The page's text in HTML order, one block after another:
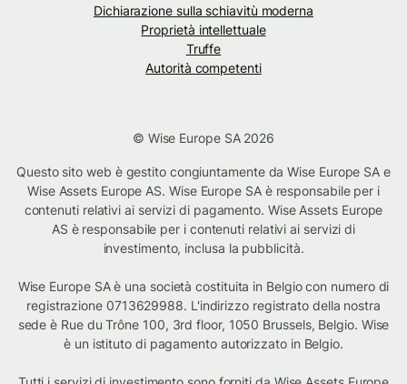
Dichiarazione sulla schiavitù moderna
Proprietà intellettuale
Truffe
Autorità competenti
© Wise Europe SA 2026
Questo sito web è gestito congiuntamente da Wise Europe SA e
Wise Assets Europe AS. Wise Europe SA è responsabile per i
contenuti relativi ai servizi di pagamento. Wise Assets Europe
AS è responsabile per i contenuti relativi ai servizi di
investimento, inclusa la pubblicità.
Wise Europe SA è una società costituita in Belgio con numero di
registrazione 0713629988. L'indirizzo registrato della nostra
sede è Rue du Trône 100, 3rd floor, 1050 Brussels, Belgio. Wise
è un istituto di pagamento autorizzato in Belgio.